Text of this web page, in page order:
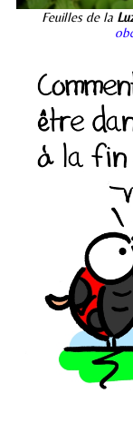
Feuilles de la